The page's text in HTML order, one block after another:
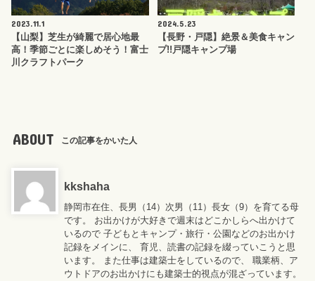
2023.11.1
【山梨】芝生が綺麗で居心地最
高！季節ごとに楽しめそう！富士
川クラフトパーク
2024.5.23
【長野・戸隠】絶景＆美食キャン
プ!!戸隠キャンプ場
ABOUT この記事をかいた人
kkshaha
静岡市在住、長男（14）次男（11）長女（9）を育てる母
です。 お出かけが大好きで週末はどこかしらへ出かけて
いるので 子どもとキャンプ・旅行・公園などのお出かけ
記録をメインに、 育児、読書の記録を綴っていこうと思
います。 また仕事は建築士をしているので、 職業柄、ア
ウトドアのお出かけにも建築士的視点が混ざっています。